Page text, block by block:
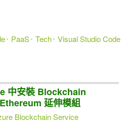
PaaS Tech Visual Studio Code
中安裝 Blockchain
延伸模組
Blockchain Service